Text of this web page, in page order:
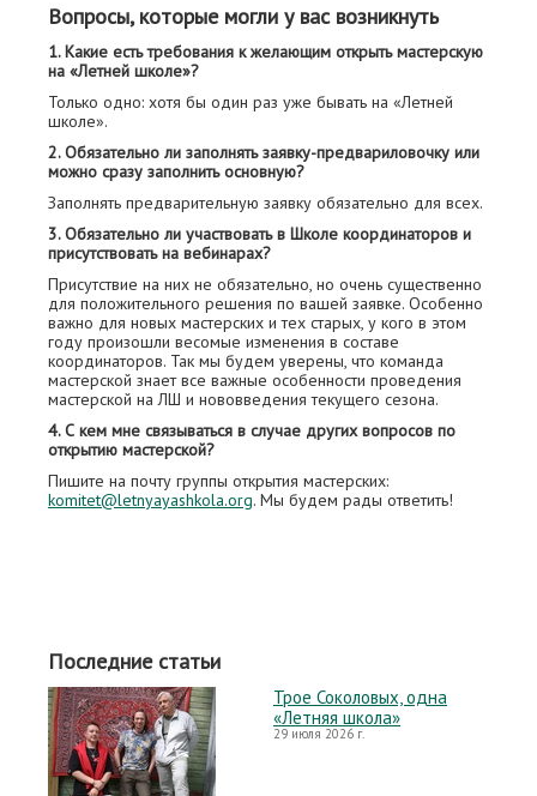
Вопросы, которые могли у вас возникнуть
1. Какие есть требования к желающим открыть мастерскую
на «Летней школе»?
Только одно: хотя бы один раз уже бывать на «Летней
школе».
2. Обязательно ли заполнять заявку-предвариловочку или
можно сразу заполнить основную?
Заполнять предварительную заявку обязательно для всех.
3. Обязательно ли участвовать в Школе координаторов и
присутствовать на вебинарах?
Присутствие на них не обязательно, но очень существенно
для положительного решения по вашей заявке. Особенно
важно для новых мастерских и тех старых, у кого в этом
году произошли весомые изменения в составе
координаторов. Так мы будем уверены, что команда
мастерской знает все важные особенности проведения
мастерской на ЛШ и нововведения текущего сезона.
4. С кем мне связываться в случае других вопросов по
открытию мастерской?
Пишите на почту группы открытия мастерских:
komitet@letnyayashkola.org. Мы будем рады ответить!
Последние статьи
Трое Соколовых, одна
«Летняя школа»
29 июля 2026 г.